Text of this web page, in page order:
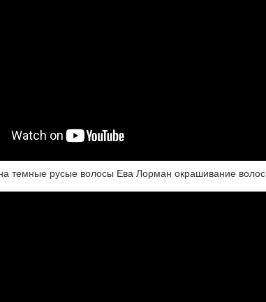
темные русые волосы Ева Лорман окрашивание волос